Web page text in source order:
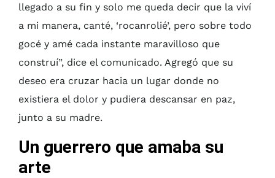
llegado a su fin y solo me queda decir que la viví
a mi manera, canté, ‘rocanrolié’, pero sobre todo
gocé y amé cada instante maravilloso que
construí”, dice el comunicado. Agregó que su
deseo era cruzar hacia un lugar donde no
existiera el dolor y pudiera descansar en paz,
junto a su madre.
Un guerrero que amaba su
arte